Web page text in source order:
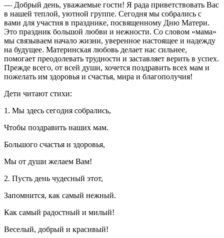
— Добрый день, уважаемые гости! Я рада приветствовать Вас
в нашей теплой, уютной группе. Сегодня мы собрались с
вами для участия в празднике, посвященному Дню Матери.
Это праздник большой любви и нежности. Со словом «мама»
мы связываем начало жизни, уверенное настоящее и надежду
на будущее. Материнская любовь делает нас сильнее,
помогает преодолевать трудности и заставляет верить в успех.
Прежде всего, от всей души, хочется поздравить всех мам и
пожелать им здоровья и счастья, мира и благополучия!
Дети читают стихи:
1. Мы здесь сегодня собрались,
Чтобы поздравить наших мам.
Большого счастья и здоровья,
Мы от души желаем Вам!
2. Пусть день чудесный этот,
Запомнится, как самый нежный.
Как самый радостный и милый!
Веселый, добрый и красивый!